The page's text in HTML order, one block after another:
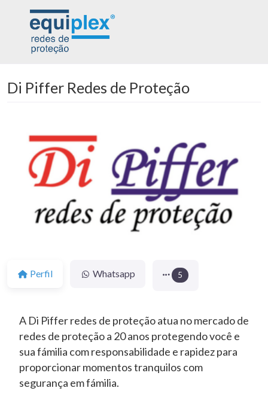
Di Piffer Redes de Proteção
Perfil Whatsapp 5
A Di Piffer redes de proteção atua no mercado de
redes de proteção a 20 anos protegendo você e
sua fámilia com responsabilidade e rapidez para
proporcionar momentos tranquilos com
segurança em fámilia.